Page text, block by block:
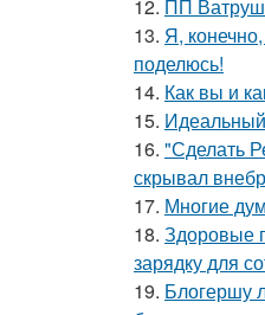
12. ПП
13. Я,
поделюсь!
14. Как вы и
15.
16. "Сделать
скрывал
17. Многие
18. Здоровые
зарядку для
19. Блогершу